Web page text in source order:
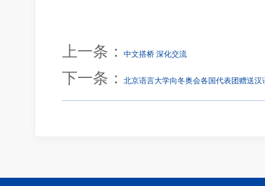
上一条： 中文搭桥 深化交流
下一条： 北京语言大学向冬奥会各国代表团赠送汉